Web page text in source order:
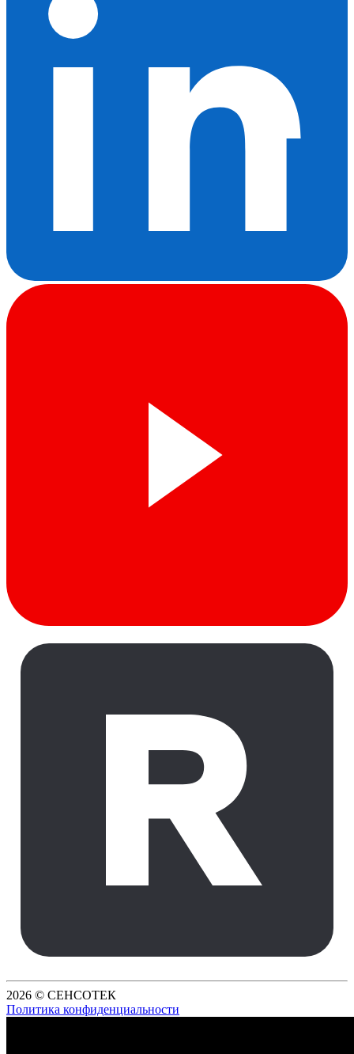
2026 © СЕНСОТЕК
Политика конфиденциальности